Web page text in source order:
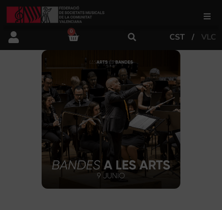
FSMCV
Áreas de gestión
Área educativa
Área artística
0
CST VLC